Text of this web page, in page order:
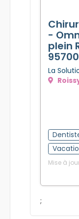
-
plein
95700
La
Mise à
;